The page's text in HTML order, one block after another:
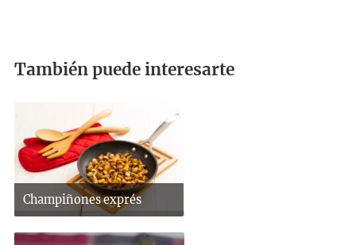
También puede interesarte
Champiñones exprés